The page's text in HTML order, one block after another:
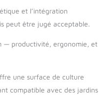
et l’intégration
peut être jugé acceptable.
— productivité, ergonomie, et
une surface de culture
compatible avec des jardins